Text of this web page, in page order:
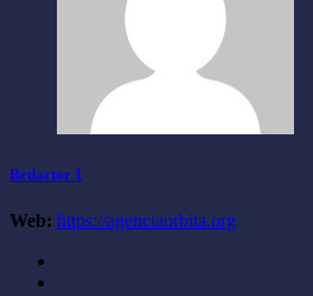
Redactor 1
Web: https://agenciaorbita.org